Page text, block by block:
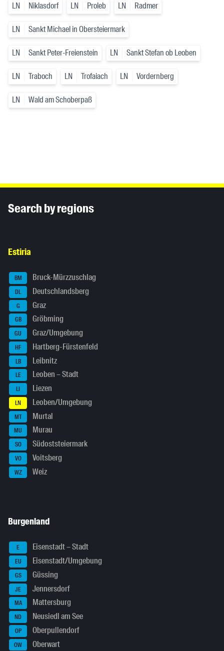
LN Niklasdorf LN Proleb LN Radmer
LN Sankt Michael in Obersteiermark
LN Sankt Peter-Freienstein LN Sankt Stefan ob Leoben
LN Traboch LN Trofaiach LN Vordernberg
LN Wald am Schoberpaß
Search by regions
Estiria
BM Bruck-Mürzzuschlag
DL Deutschlandsberg
G Graz
GB Gröbming
GU Graz/Umgebung
HF Hartberg-Fürstenfeld
LB Leibnitz
LE Leoben – Stadt
LI Liezen
LN Leoben/Umgebung
MT Murtal
MU Murau
SO Südoststeiermark
VO Voitsberg
WZ Weiz
Burgenland
E Eisenstadt – Stadt
EU Eisenstadt/Umgebung
GS Güssing
JE Jennersdorf
MA Mattersburg
ND Neusiedl am See
OP Oberpullendorf
OW Oberwart